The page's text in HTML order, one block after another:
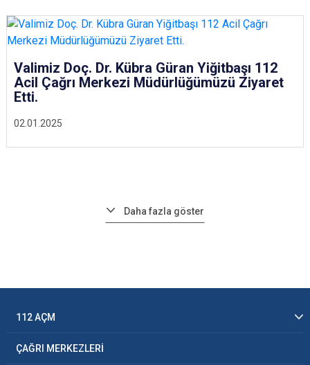
02.01.2025
Valimiz Doç. Dr. Kübra Güran Yiğitbaşı 112
Acil Çağrı Merkezi Müdürlüğümüzü Ziyaret
Etti.
Daha fazla göster
112 AÇM
ÇAĞRI MERKEZLERİ